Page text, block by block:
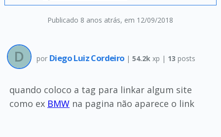
Publicado 8 anos atrás, em 12/09/2018
por Diego Luiz Cordeiro | 54.2k xp | 13 posts
quando coloco a tag para linkar algum site
como ex BMWna pagina não aparece o link